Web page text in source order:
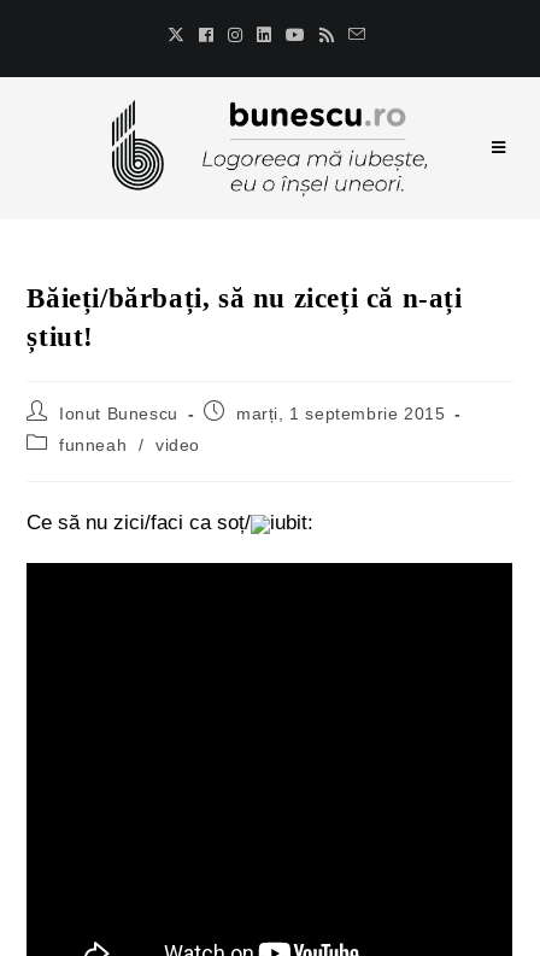
Băieți/bărbați, să nu ziceți că n-ați
știut!
Ionut Bunescu
marți, 1 septembrie 2015
funneah
/ video
Ce să nu zici/faci ca soț/ iubit: